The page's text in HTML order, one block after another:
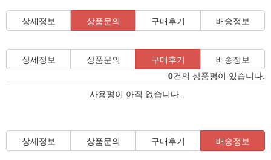
상세정보 상품문의 구매후기 배송정보
상세정보 상품문의 구매후기
배송정보
0건의 상품평이 있습니다.
사용평이 아직 없습니다.
상세정보 상품문의 구매후기 배송정보